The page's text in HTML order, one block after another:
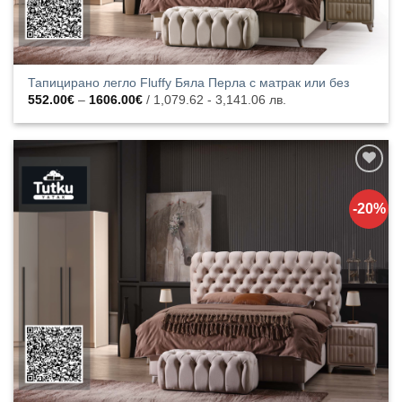
Тапицирано легло Fluffy Бяла Перла с матрак или без
552.00€ – 1606.00€Price
552.00€
/ 1,079.62 - 3,141.06 лв.
-20%
към
списъка с
харесани